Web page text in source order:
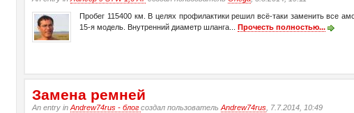
Пробег 115400 км. В целях профилактики решил всё-таки заменить все
15-я модель. Внутренний диаметр шланга...Прочесть полностью...
Замена ремней
An entry inAndrew74rus - блогсоздал пользовательAndrew74rus, 7.7.2014, 10:49